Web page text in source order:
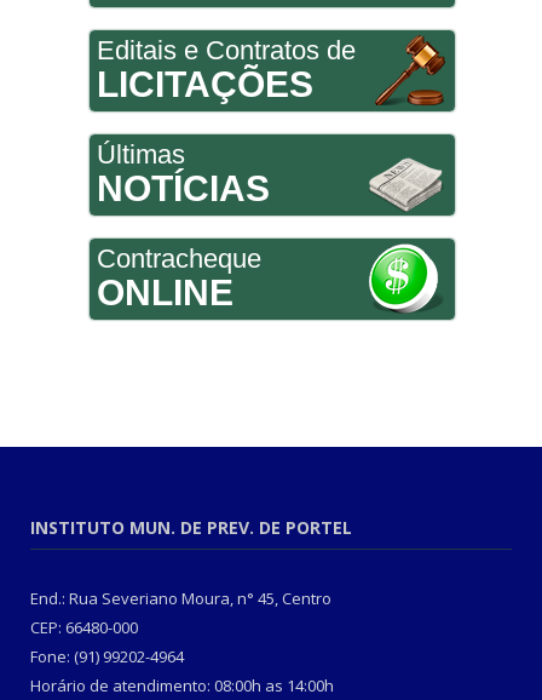
Editais e Contratos de
LICITAÇÕES
Últimas
NOTÍCIAS
Contracheque
ONLINE
INSTITUTO MUN. DE PREV. DE PORTEL
End.: Rua Severiano Moura, n° 45, Centro
CEP: 66480-000
Fone: (91) 99202-4964
Horário de atendimento: 08:00h as 14:00h